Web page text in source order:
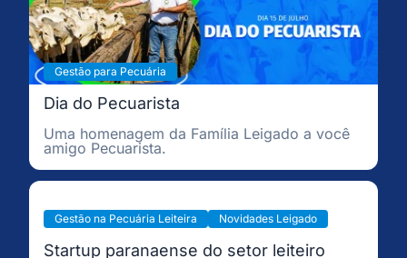
Gestão para Pecuária
Dia do Pecuarista
Uma homenagem da Família Leigado a você
amigo Pecuarista.
Gestão na Pecuária Leiteira Novidades Leigado
Startup paranaense do setor leiteiro